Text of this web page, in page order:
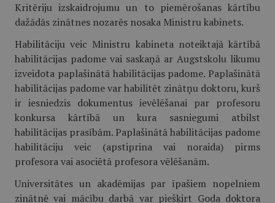
Kritēriju izskaidrojumu un to piemērošanas kārtību
dažādās zinātnes nozarēs nosaka Ministru kabinets.
Habilitāciju veic Ministru kabineta noteiktajā kārtībā
habilitācijas padome vai saskaņā ar Augstskolu likumu
izveidota paplašinātā habilitācijas padome. Paplašinātā
habilitācijas padome var habilitēt zinātņu doktoru, kurš
ir iesniedzis dokumentus ievēlēšanai par profesoru
konkursa kārtībā un kura sasniegumi atbilst
habilitācijas prasībām. Paplašinātā habilitācijas padome
habilitāciju veic (apstiprina vai noraida) pirms
profesora vai asociētā profesora vēlēšanām.
Universitātes un akadēmijas par īpašiem nopelniem
zinātnē vai mācību darbā var piešķirt Goda doktora